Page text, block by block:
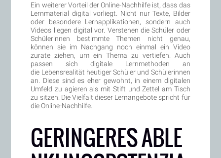
Ein weiterer Vorteil der Online-Nachhilfe ist, dass das
Lernmaterial digital vorliegt. Nicht nur Texte, Bilder
oder besondere Lernapplikationen, sondern auch
Videos liegen digital vor. Verstehen die Schüler oder
Schülerinnen bestimmte Themen nicht genau,
können sie im Nachgang noch einmal ein Video
zurate ziehen, um ein Thema zu vertiefen. Auch
passen sich digitale Lernmethoden an
die Lebensrealität heutiger Schüler und Schülerinnen
an. Diese sind es eher gewohnt, in einem digitalen
Umfeld zu agieren als mit Stift und Zettel am Tisch
zu sitzen. Die Vielfalt dieser Lernangebote spricht für
die Online-Nachhilfe.
GERINGERES ABLE